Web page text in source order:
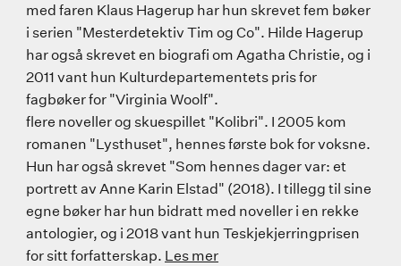
med faren Klaus Hagerup har hun skrevet fem bøker
i serien "Mesterdetektiv Tim og Co". Hilde Hagerup
har også skrevet en biografi om Agatha Christie, og i
2011 vant hun Kulturdepartementets pris for
fagbøker for "Virginia Woolf".
flere noveller og skuespillet "Kolibri". I 2005 kom
romanen "Lysthuset", hennes første bok for voksne.
Hun har også skrevet "Som hennes dager var: et
portrett av Anne Karin Elstad" (2018). I tillegg til sine
egne bøker har hun bidratt med noveller i en rekke
antologier, og i 2018 vant hun Teskjekjerringprisen
for sitt forfatterskap. Les mer